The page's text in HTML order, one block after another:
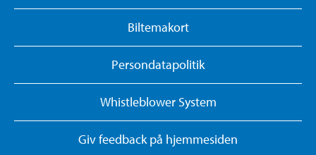
Biltemakort
Persondatapolitik
Whistleblower System
Giv feedback på hjemmesiden